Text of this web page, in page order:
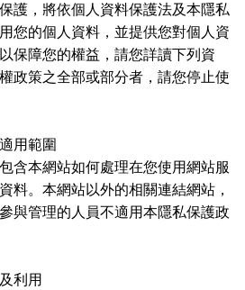
護，將依個人資料保護法及本隱私
您的個人資料，並提供您對個人資
保障您的權益，請您詳讀下列資
政策之全部或部分者，請您停止使
用範圍
含本網站如何處理在您使用網站服
料。本網站以外的相關連結網站，
與管理的人員不適用本隱私保護政
利用